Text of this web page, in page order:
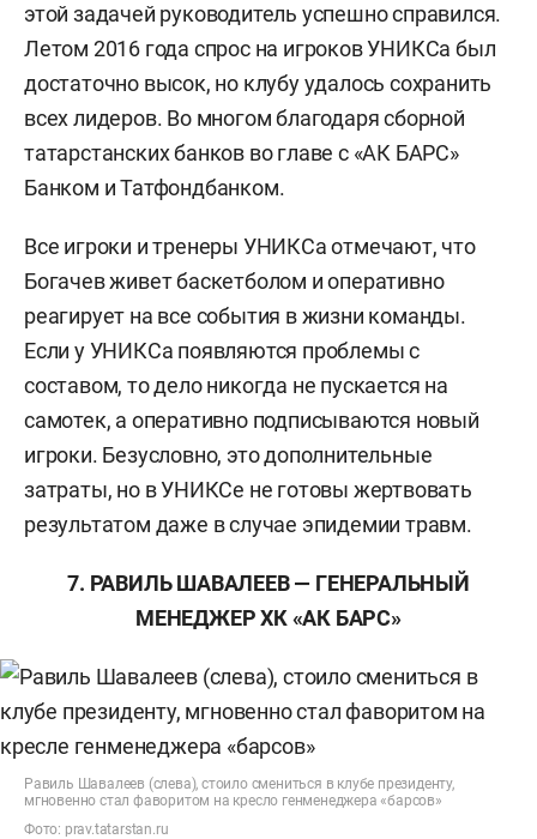
этой задачей руководитель успешно справился.
Летом 2016 года спрос на игроков УНИКСа был
достаточно высок, но клубу удалось сохранить
всех лидеров. Во многом благодаря сборной
татарстанских банков во главе с «АК БАРС»
Банком и Татфондбанком.
Все игроки и тренеры УНИКСа отмечают, что
Богачев живет баскетболом и оперативно
реагирует на все события в жизни команды.
Если у УНИКСа появляются проблемы с
составом, то дело никогда не пускается на
самотек, а оперативно подписываются новый
игроки. Безусловно, это дополнительные
затраты, но в УНИКСе не готовы жертвовать
результатом даже в случае эпидемии травм.
7. РАВИЛЬ ШАВАЛЕЕВ — ГЕНЕРАЛЬНЫЙ
МЕНЕДЖЕР ХК «АК БАРС»
Равиль Шавалеев (слева), стоило смениться в клубе президенту,
мгновенно стал фаворитом на кресло генменеджера «барсов»
Фото: prav.tatarstan.ru